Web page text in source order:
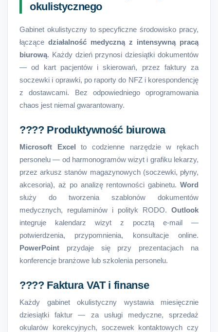
okulistycznego
Gabinet okulistyczny to specyficzne środowisko pracy,
łączące działalność medyczną z intensywną pracą
biurową. Każdy dzień przynosi dziesiątki dokumentów
— od kart pacjentów i skierowań, przez faktury za
soczewki i oprawki, po raporty do NFZ i korespondencję
z dostawcami. Bez odpowiedniego oprogramowania
chaos jest niemal gwarantowany.
???? Produktywność biurowa
Microsoft Excel to codzienne narzędzie w rękach
personelu — od harmonogramów wizyt i grafiku lekarzy,
przez arkusz stanów magazynowych (soczewki, płyny,
akcesoria), aż po analizę rentowności gabinetu. Word
służy do tworzenia szablonów dokumentów
medycznych, regulaminów i polityk RODO. Outlook
integruje kalendarz wizyt z pocztą e-mail —
potwierdzenia, przypomnienia, konsultacje online.
PowerPoint przydaje się przy prezentacjach na
konferencje branżowe lub szkolenia personelu.
???? Faktura VAT i finanse
Każdy gabinet okulistyczny wystawia miesięcznie
dziesiątki faktur — za usługi medyczne, sprzedaż
okularów korekcyjnych, soczewek kontaktowych czy